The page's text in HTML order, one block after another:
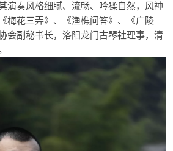
演奏风格细腻、流畅、吟猱自然，风神
梅花三弄》、《渔樵问答》、《广陵
会副秘书长，洛阳龙门古琴社理事，清